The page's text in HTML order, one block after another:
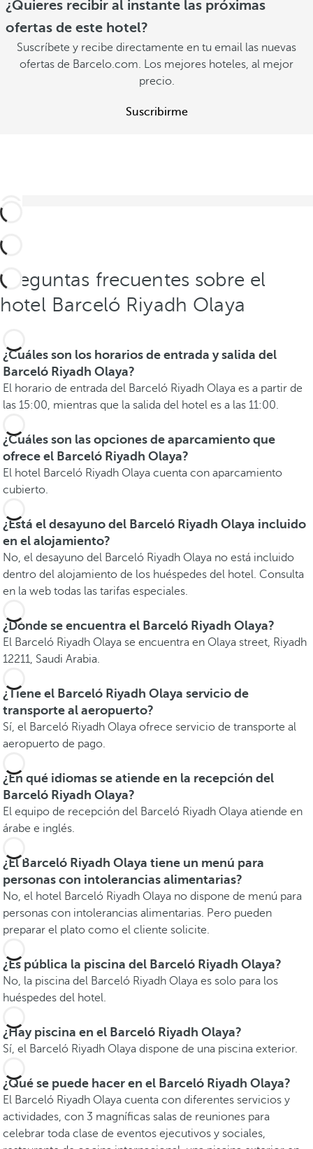
¿Quieres recibir al instante las próximas
ofertas de este hotel?
Suscríbete y recibe directamente en tu email las nuevas
ofertas de Barcelo.com. Los mejores hoteles, al mejor
precio.
Suscribirme
Preguntas frecuentes sobre el
hotel Barceló Riyadh Olaya
¿Cuáles son los horarios de entrada y salida del
Barceló Riyadh Olaya?
El horario de entrada del Barceló Riyadh Olaya es a partir de
las 15:00, mientras que la salida del hotel es a las 11:00.
¿Cuáles son las opciones de aparcamiento que
ofrece el Barceló Riyadh Olaya?
El hotel Barceló Riyadh Olaya cuenta con aparcamiento
cubierto.
¿Está el desayuno del Barceló Riyadh Olaya incluido
en el alojamiento?
No, el desayuno del Barceló Riyadh Olaya no está incluido
dentro del alojamiento de los huéspedes del hotel. Consulta
en la web todas las tarifas especiales.
¿Dónde se encuentra el Barceló Riyadh Olaya?
El Barceló Riyadh Olaya se encuentra en Olaya street, Riyadh
12211, Saudi Arabia.
¿Tiene el Barceló Riyadh Olaya servicio de
transporte al aeropuerto?
Sí, el Barceló Riyadh Olaya ofrece servicio de transporte al
aeropuerto de pago.
¿En qué idiomas se atiende en la recepción del
Barceló Riyadh Olaya?
El equipo de recepción del Barceló Riyadh Olaya atiende en
árabe e inglés.
¿El Barceló Riyadh Olaya tiene un menú para
personas con intolerancias alimentarias?
No, el hotel Barceló Riyadh Olaya no dispone de menú para
personas con intolerancias alimentarias. Pero pueden
preparar el plato como el cliente solicite.
¿Es pública la piscina del Barceló Riyadh Olaya?
No, la piscina del Barceló Riyadh Olaya es solo para los
huéspedes del hotel.
¿Hay piscina en el Barceló Riyadh Olaya?
Sí, el Barceló Riyadh Olaya dispone de una piscina exterior.
¿Qué se puede hacer en el Barceló Riyadh Olaya?
El Barceló Riyadh Olaya cuenta con diferentes servicios y
actividades, con 3 magníficas salas de reuniones para
celebrar toda clase de eventos ejecutivos y sociales,